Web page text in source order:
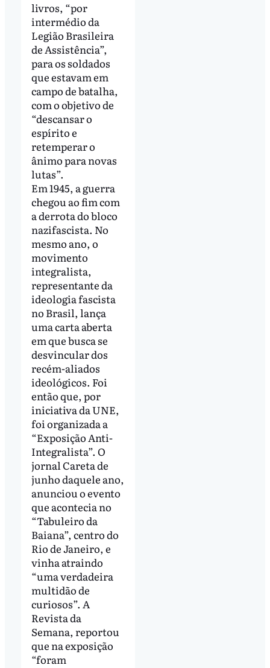
livros, “por
intermédio da
Legião Brasileira
de Assistência”,
para os soldados
que estavam em
campo de batalha,
com o objetivo de
“descansar o
espírito e
retemperar o
ânimo para novas
lutas”.
Em 1945, a guerra
chegou ao fim com
a derrota do bloco
nazifascista. No
mesmo ano, o
movimento
integralista,
representante da
ideologia fascista
no Brasil, lança
uma carta aberta
em que busca se
desvincular dos
recém-aliados
ideológicos. Foi
então que, por
iniciativa da UNE,
foi organizada a
“Exposição Anti-
Integralista”. O
jornal Careta de
junho daquele ano,
anunciou o evento
que acontecia no
“Tabuleiro da
Baiana”, centro do
Rio de Janeiro, e
vinha atraindo
“uma verdadeira
multidão de
curiosos”. A
Revista da
Semana, reportou
que na exposição
“foram